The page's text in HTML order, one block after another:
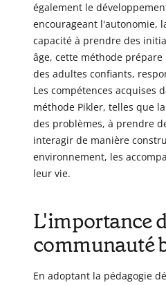
également le
encourageant l'autonomie,
capacité à prendre des
âge, cette méthode
des adultes confiants,
Les compétences acquises
méthode Pikler, telles que
des problèmes, à prendre
interagir de manière
environnement, les
leur vie.
L'importance
communauté
En adoptant la pédagogie